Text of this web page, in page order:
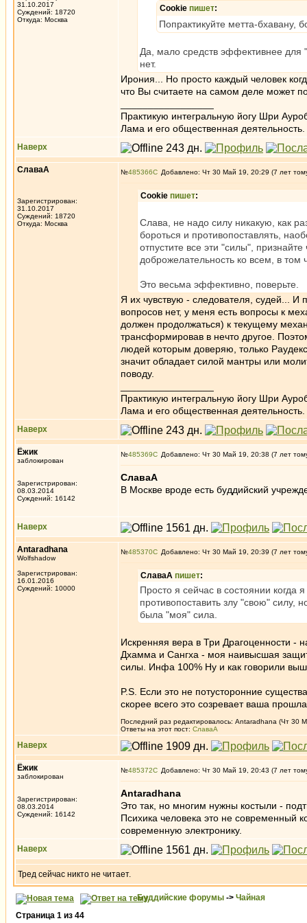
31.10.2017
Суждений: 18720
Откуда: Москва
Cookie пишет:
Попрактикуйте метта-бхавану,
Да, мало средств эффективнее для
нет.
Ирония... Но просто каждый человек
что Вы считаете на самом деле может
Практикую интегральную йогу Шри
Лама и его общественная деятельность.
Наверх
СлаваА
Зарегистрирован:
31.10.2017
Суждений: 18720
Откуда: Москва
№485366 Добавлено: Чт 30 Май 19, 20:29 (7 лет
Cookie пишет:
Слава, не надо силу никакую, как
бороться и противопоставлять,
отпустите все эти "силы",
доброжелательность ко всем, в том
Это весьма эффективно, поверьте.
Я их чувствую - следователя, судей...
вопросов нет, у меня есть вопросы к
должен продолжаться) к текущему
трансформировав в нечто другое.
людей которым доверяю, только
значит обладает силой мантры или
поводу.
Практикую интегральную йогу Шри
Лама и его общественная деятельность.
Наверх
Ёжик
заблокирован
Зарегистрирован:
08.03.2014
Суждений: 16142
№485369 Добавлено: Чт 30 Май 19, 20:38 (7 лет
СлаваА
В Москве вроде есть буддийский
Наверх
Antaradhana
Wolfshadow
Зарегистрирован:
16.01.2016
Суждений: 10000
№485370 Добавлено: Чт 30 Май 19, 20:39 (7 лет
СлаваА пишет:
Просто я сейчас в состоянии
противопоставить злу "свою" силу,
была "моя" сила.
Искренняя вера в Три Драгоценности -
Дхамма и Сангха - моя наивысшая
силы. Инфа 100% Ну и как говорили
P.S. Если это не потусторонние
скорее всего это созревает ваша
Последний раз редактировалось: Antaradhana (Чт 30
Ответы на этот пост: СлаваА
Наверх
Ёжик
заблокирован
Зарегистрирован:
08.03.2014
Суждений: 16142
№485372 Добавлено: Чт 30 Май 19, 20:43 (7 лет
Antaradhana
Это так, но многим нужны костыли -
Психика человека это не современный
современную электронику.
Наверх
Тред сейчас никто не читает.
Буддийские форумы -> Чайная
Страница 1 из 44